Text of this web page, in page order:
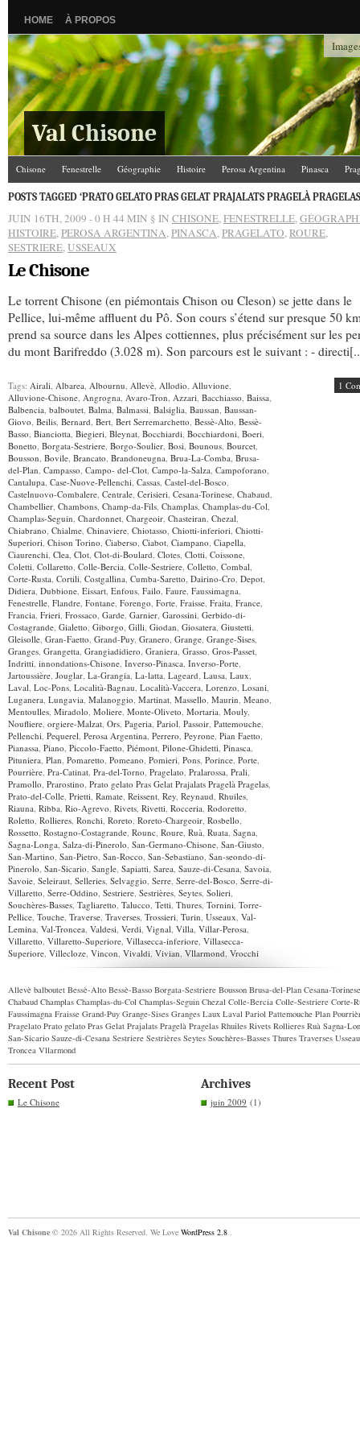
HOME À PROPOS
Val Chisone
Chisone Fenestrelle Géographie Histoire Perosa Argentina Pinasca
POSTS TAGGED ‘PRATO GELATO PRAS GELAT PRAJALATS PRAGELÀ
JUIN 16TH, 2009 - 0 H 44 MIN § IN CHISONE,FENESTRELLE,
HISTOIRE,PEROSA ARGENTINA,PINASCA,PRAGELATO,ROURE,
SESTRIERE,USSEAUX
Le Chisone
Le torrent Chisone (en piémontais Chison ou Cleson) se jette dans le
Pellice, lui-même affluent du Pô. Son cours s’étend sur presque 50
prend sa source dans les Alpes cottiennes, plus précisément sur les
du mont Barifreddo (3.028 m). Son parcours est le suivant : -
Tags: Airali, Albarea, Albournu, Allevè, Allodio, Alluvione,
Alluvione-Chisone, Angrogna, Avaro-Tron, Azzari, Bacchiasso, Baissa,
Balbencia, balboutet, Balma, Balmassi, Balsiglia, Baussan, Baussan-
Giovo, Beilis, Bernard, Bert, Bert Serremarchetto, Bessè-Alto, Bessè-
Basso, Bianciotta, Biegieri, Bleynat, Bocchiardi, Bocchiardoni, Boeri,
Bonetto, Borgata-Sestriere, Borgo-Soulier, Bosi, Bounous, Bourcet,
Bousson, Bovile, Brancato, Brandoneugna, Brua-La-Comba, Brusa-
del-Plan, Campasso, Campo- del-Clot, Campo-la-Salza, Campoforano,
Cantalupa, Case-Nuove-Pellenchi, Cassas, Castel-del-Bosco,
Castelnuovo-Combalere, Centrale, Cerisieri, Cesana-Torinese, Chabaud,
Chambellier, Chambons, Champ-da-Fils, Champlas, Champlas-du-Col,
Champlas-Seguin, Chardonnet, Chargeoir, Chasteiran, Chezal,
Chiabrano, Chialme, Chinaviere, Chiotasso, Chiotti-inferiori, Chiotti-
Superiori, Chison Torino, Ciaberso, Ciabot, Ciampano, Ciapella,
Ciaurenchi, Clea, Clot, Clot-di-Boulard, Clotes, Clotti, Coissone,
Coletti, Collaretto, Colle-Bercia, Colle-Sestriere, Colletto, Combal,
Corte-Rusta, Cortili, Costgallina, Cumba-Saretto, Dairino-Cro, Depot,
Didiera, Dubbione, Eissart, Enfous, Failo, Faure, Faussimagna,
Fenestrelle, Flandre, Fontane, Forengo, Forte, Fraisse, Fraita, France,
Francia, Frieri, Frossaco, Garde, Garnier, Garossini, Gerbido-di-
Costagrande, Gialetto, Giborgo, Gilli, Giodan, Giosatera, Giustetti,
Gleisolle, Gran-Faetto, Grand-Puy, Granero, Grange, Grange-Sises,
Granges, Grangetta, Grangiadidiero, Graniera, Grasso, Gros-Passet,
Indritti, innondations-Chisone, Inverso-Pinasca, Inverso-Porte,
Jartoussière, Jouglar, La-Grangia, La-latta, Lageard, Lausa, Laux,
Laval, Loc-Pons, Località-Bagnau, Località-Vaccera, Lorenzo, Losani,
Luganera, Lungavia, Malanoggio, Martinat, Massello, Maurin, Meano,
Mentoulles, Miradolo, Moliere, Monte-Oliveto, Mortaria, Mouly,
Noufliere, orgiere-Malzat, Ors, Pageria, Pariol, Passoir, Pattemouche,
Pellenchi, Pequerel, Perosa Argentina, Perrero, Peyrone, Pian Faetto,
Pianassa, Piano, Piccolo-Faetto, Piémont, Pilone-Ghidetti, Pinasca,
Pituniera, Plan, Pomaretto, Pomeano, Pomieri, Pons, Porince, Porte,
Pourrière, Pra-Catinat, Pra-del-Torno, Pragelato, Pralarossa, Prali,
Pramollo, Prarostino, Prato gelato Pras Gelat Prajalats Pragelà Pragelas,
Prato-del-Colle, Prietti, Ramate, Reissent, Rey, Reynaud, Rhuiles,
Riauna, Ribba, Rio-Agrevo, Rivets, Rivetti, Rocceria, Rodoretto,
Roletto, Rollieres, Ronchi, Roreto, Roreto-Chargeoir, Rosbello,
Rossetto, Rostagno-Costagrande, Rounc, Roure, Ruà, Ruata, Sagna,
Sagna-Longa, Salza-di-Pinerolo, San-Germano-Chisone, San-Giusto,
San-Martino, San-Pietro, San-Rocco, San-Sebastiano, San-seondo-di-
Pinerolo, San-Sicario, Sangle, Sapiatti, Sarea, Sauze-di-Cesana, Savoia,
Savoie, Seleiraut, Selleries, Selvaggio, Serre, Serre-del-Bosco, Serre-di-
Villaretto, Serre-Oddino, Sestriere, Sestrières, Seytes, Solieri,
Souchères-Basses, Tagliaretto, Talucco, Tetti, Thures, Tornini, Torre-
Pellice, Touche, Traverse, Traverses, Trossieri, Turin, Usseaux, Val-
Lemina, Val-Troncea, Valdesi, Verdi, Vignal, Villa, Villar-Perosa,
Villaretto, Villaretto-Superiore, Villasecca-inferiore, Villasecca-
Superiore, Villecloze, Vincon, Vivaldi, Vivian, Vllarmond, Vrocchi
1
Allevè balboutet Bessè-Alto Bessè-Basso Borgata-Sestriere Bousson Brusa-del-Plan Cesana-Torinese
Chabaud Champlas Champlas-du-Col Champlas-Seguin Chezal Colle-Bercia Colle-Sestriere Corte-
Faussimagna Fraisse Grand-Puy Grange-Sises Granges Laux Laval Pariol Pattemouche Plan
Pragelato Prato gelato Pras Gelat Prajalats Pragelà Pragelas Rhuiles Rivets Rollieres Ruà Sagna-
San-Sicario Sauze-di-Cesana Sestriere Sestrières Seytes Souchères-Basses Thures Traverses
Troncea Vllarmond
Recent Post
Le Chisone
Archives
juin 2009 (1)
Val Chisone © 2026 All Rights Reserved. We Love WordPress 2.8 .